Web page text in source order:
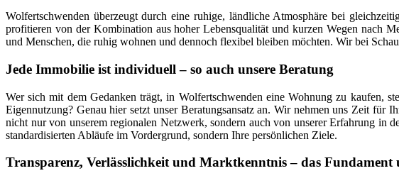
Wolfertschwenden überzeugt durch eine ruhige, ländliche Atmosphäre bei
profitieren von der Kombination aus hoher Lebensqualität und kurzen Wegen nach
und Menschen, die ruhig wohnen und dennoch flexibel bleiben möchten. Wir bei
Jede Immobilie ist individuell – so auch unsere Beratung
Wer sich mit dem Gedanken trägt, in Wolfertschwenden eine Wohnung zu kaufen,
Eigennutzung? Genau hier setzt unser Beratungsansatz an. Wir nehmen uns Zeit
nicht nur von unserem regionalen Netzwerk, sondern auch von unserer Erfahrung
standardisierten Abläufe im Vordergrund, sondern Ihre persönlichen Ziele.
Transparenz, Verlässlichkeit und Marktkenntnis – das Fundament